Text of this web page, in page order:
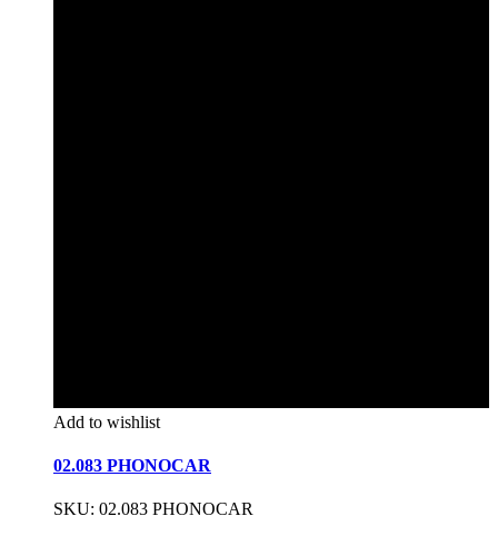
Add to wishlist
02.083 PHONOCAR
SKU: 02.083 PHONOCAR